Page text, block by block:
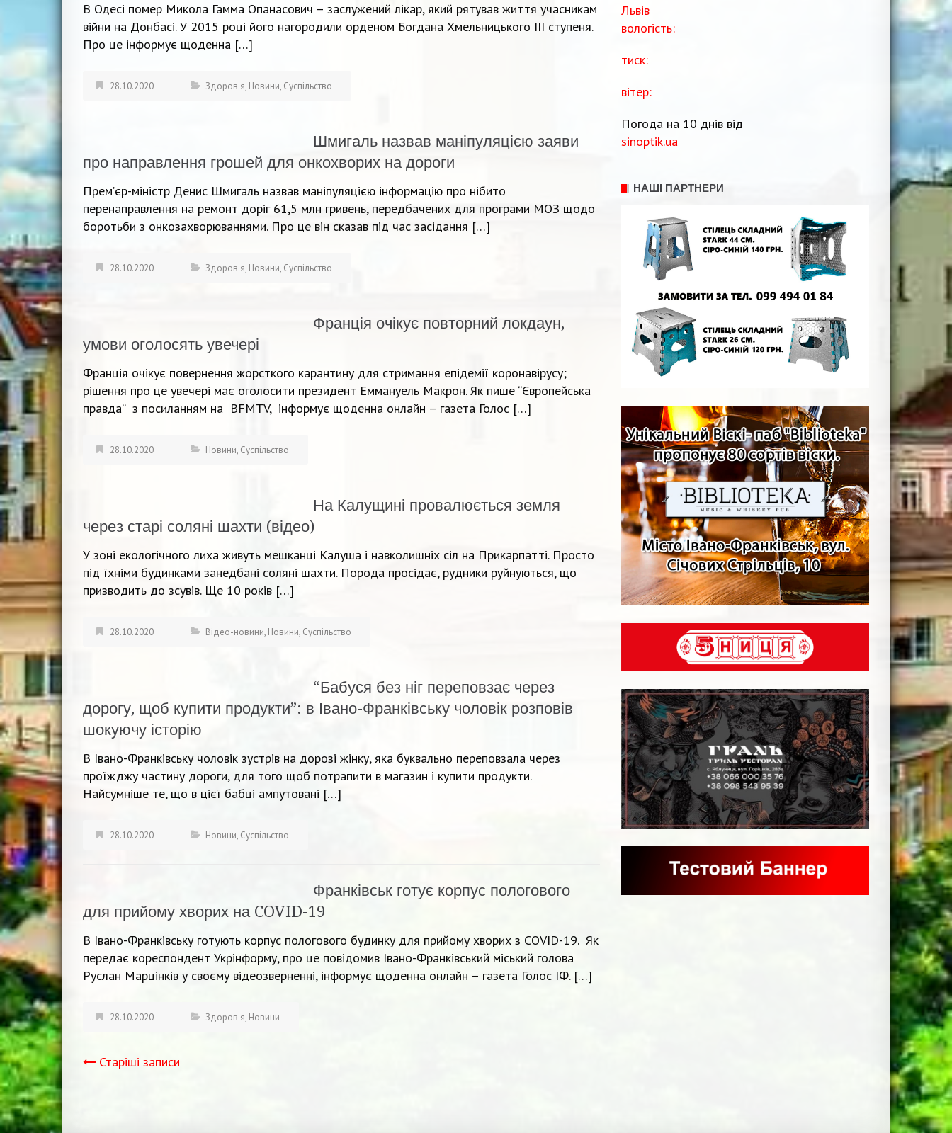
В Одесі помер Микола Гамма Опанасович – заслужений лікар, який рятував життя учасникам
війни на Донбасі. У 2015 році його нагородили орденом Богдана Хмельницького III ступеня.
Про це інформує щоденна […]
28.10.2020 Здоров'я, Новини, Суспільство
Шмигаль назвав маніпуляцією заяви
про направлення грошей для онкохворих на дороги
Прем’єр-міністр Денис Шмигаль назвав маніпуляцією інформацію про нібито
перенаправлення на ремонт доріг 61,5 млн гривень, передбачених для програми МОЗ щодо
боротьби з онкозахворюваннями. Про це він сказав під час засідання […]
28.10.2020 Здоров'я, Новини, Суспільство
Франція очікує повторний локдаун,
умови оголосять увечері
Франція очікує повернення жорсткого карантину для стримання епідемії коронавірусу;
рішення про це увечері має оголосити президент Еммануель Макрон. Як пише “Європейська
правда” з посиланням на BFMTV, інформує щоденна онлайн – газета Голос […]
28.10.2020 Новини, Суспільство
На Калущині провалюється земля
через старі соляні шахти (відео)
У зоні екологічного лиха живуть мешканці Калуша і навколишніх сіл на Прикарпатті. Просто
під їхніми будинками занедбані соляні шахти. Порода просідає, рудники руйнуються, що
призводить до зсувів. Ще 10 років […]
28.10.2020 Відео-новини, Новини, Суспільство
“Бабуся без ніг переповзає через
дорогу, щоб купити продукти”: в Івано-Франківську чоловік розповів
шокуючу історію
В Івано-Франківську чоловік зустрів на дорозі жінку, яка буквально переповзала через
проїжджу частину дороги, для того щоб потрапити в магазин і купити продукти.
Найсумніше те, що в цієї бабці ампутовані […]
28.10.2020 Новини, Суспільство
Франківськ готує корпус пологового
для прийому хворих на COVID-19
В Івано-Франківську готують корпус пологового будинку для прийому хворих з COVID-19. Як
передає кореспондент Укрінформу, про це повідомив Івано-Франківський міський голова
Руслан Марцінків у своєму відеозверненні, інформує щоденна онлайн – газета Голос ІФ. […]
28.10.2020 Здоров'я, Новини
Навігація
Старіші записи
Львів
вологість:
тиск:
вітер:
Погода на 10 днів від
sinoptik.ua
НАШІ ПАРТНЕРИ